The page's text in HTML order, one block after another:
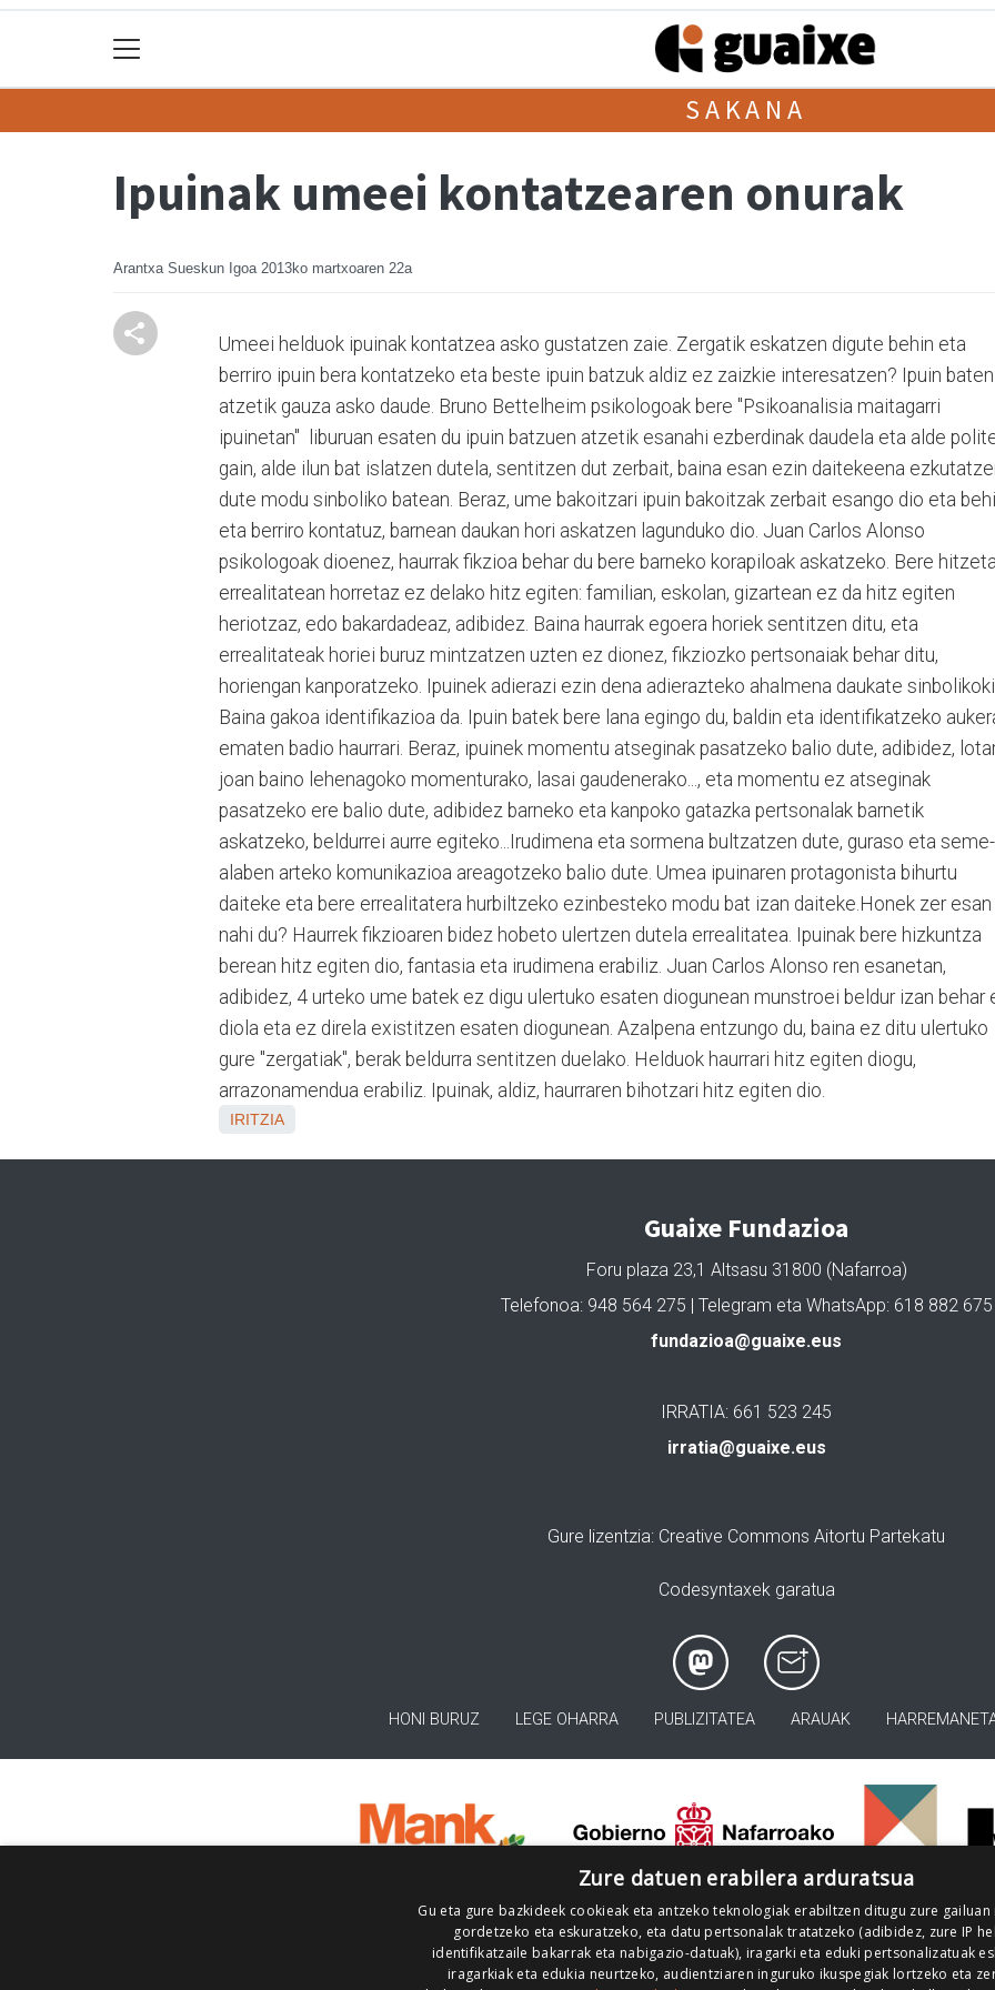
SAKANA
Ipuinak umeei kontatzearen onurak
Arantxa Sueskun Igoa 2013ko martxoaren 22a
Umeei helduok ipuinak kontatzea asko gustatzen zaie. Zergatik eskatzen digute behin eta
berriro ipuin bera kontatzeko eta beste ipuin batzuk aldiz ez zaizkie interesatzen? Ipuin baten
atzetik gauza asko daude. Bruno Bettelheim psikologoak bere "Psikoanalisia maitagarri
ipuinetan" liburuan esaten du ipuin batzuen atzetik esanahi ezberdinak daudela eta alde
gain, alde ilun bat islatzen dutela, sentitzen dut zerbait, baina esan ezin daitekeena
dute modu sinboliko batean. Beraz, ume bakoitzari ipuin bakoitzak zerbait esango dio eta
eta berriro kontatuz, barnean daukan hori askatzen lagunduko dio. Juan Carlos Alonso
psikologoak dioenez, haurrak fikzioa behar du bere barneko korapiloak askatzeko. Bere
errealitatean horretaz ez delako hitz egiten: familian, eskolan, gizartean ez da hitz egiten
heriotzaz, edo bakardadeaz, adibidez. Baina haurrak egoera horiek sentitzen ditu, eta
errealitateak horiei buruz mintzatzen uzten ez dionez, fikziozko pertsonaiak behar ditu,
horiengan kanporatzeko. Ipuinek adierazi ezin dena adierazteko ahalmena daukate
Baina gakoa identifikazioa da. Ipuin batek bere lana egingo du, baldin eta identifikatzeko
ematen badio haurrari. Beraz, ipuinek momentu atseginak pasatzeko balio dute, adibidez,
joan baino lehenagoko momenturako, lasai gaudenerako..., eta momentu ez atseginak
pasatzeko ere balio dute, adibidez barneko eta kanpoko gatazka pertsonalak barnetik
askatzeko, beldurrei aurre egiteko...Irudimena eta sormena bultzatzen dute, guraso eta seme-
alaben arteko komunikazioa areagotzeko balio dute. Umea ipuinaren protagonista bihurtu
daiteke eta bere errealitatera hurbiltzeko ezinbesteko modu bat izan daiteke.Honek zer esan
nahi du? Haurrek fikzioaren bidez hobeto ulertzen dutela errealitatea. Ipuinak bere hizkuntza
berean hitz egiten dio, fantasia eta irudimena erabiliz. Juan Carlos Alonso ren esanetan,
adibidez, 4 urteko ume batek ez digu ulertuko esaten diogunean munstroei beldur izan behar
diola eta ez direla existitzen esaten diogunean. Azalpena entzungo du, baina ez ditu ulertuko
gure "zergatiak", berak beldurra sentitzen duelako. Helduok haurrari hitz egiten diogu,
arrazonamendua erabiliz. Ipuinak, aldiz, haurraren bihotzari hitz egiten dio.
IRITZIA
Guaixe Fundazioa
Foru plaza 23,1 Altsasu 31800 (Nafarroa)
Telefonoa: 948 564 275 | Telegram eta WhatsApp: 618 882 675
fundazioa@guaixe.eus
IRRATIA: 661 523 245
irratia@guaixe.eus
Gure lizentzia: Creative Commons Aitortu Partekatu
Codesyntaxek garatua
HONI BURUZ LEGE OHARRA PUBLIZITATEA ARAUAK
Zure datuen erabilera arduratsua
Gu eta gure bazkideek cookieak eta antzeko teknologiak erabiltzen ditugu zure
gordetzeko eta eskuratzeko, eta datu pertsonalak tratatzeko (adibidez, zure IP
identifikatzaile bakarrak eta nabigazio-datuak), iragarki eta eduki pertsonalizatuak
iragarkiak eta edukia neurtzeko, audientziaren inguruko ikuspegiak lortzeko eta